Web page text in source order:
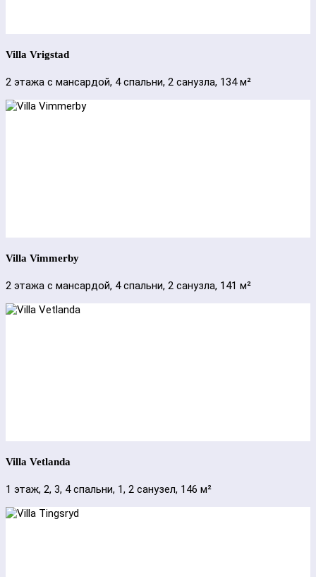
Villa Vrigstad
2 этажа с мансардой, 4 спальни, 2 санузла, 134 м²
Villa Vimmerby
2 этажа с мансардой, 4 спальни, 2 санузла, 141 м²
Villa Vetlanda
1 этаж, 2, 3, 4 спальни, 1, 2 санузел, 146 м²